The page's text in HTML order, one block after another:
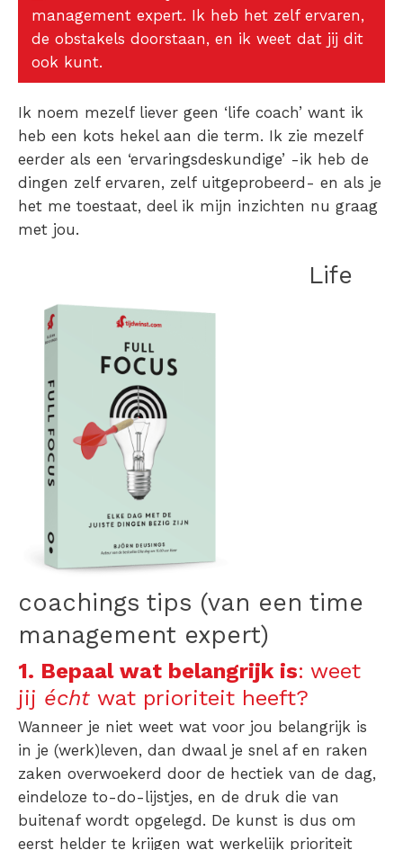
management expert. Ik heb het zelf ervaren,
de obstakels doorstaan, en ik weet dat jij dit
ook kunt.
Ik noem mezelf liever geen ‘life coach’ want ik
heb een kots hekel aan die term. Ik zie mezelf
eerder als een ‘ervaringsdeskundige’ -ik heb de
dingen zelf ervaren, zelf uitgeprobeerd- en als je
het me toestaat, deel ik mijn inzichten nu graag
met jou.
Life
coachings tips (van een time
management expert)
1. Bepaal wat belangrijk is: weet
jij écht wat prioriteit heeft?
Wanneer je niet weet wat voor jou belangrijk is
in je (werk)leven, dan dwaal je snel af en raken
zaken overwoekerd door de hectiek van de dag,
eindeloze to-do-lijstjes, en de druk die van
buitenaf wordt opgelegd. De kunst is dus om
eerst helder te krijgen wat werkelijk prioriteit